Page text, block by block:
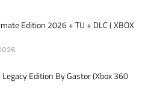
Edition 2026 + TU + DLC ( XBOX
Legacy Edition By Gastor (Xbox 360